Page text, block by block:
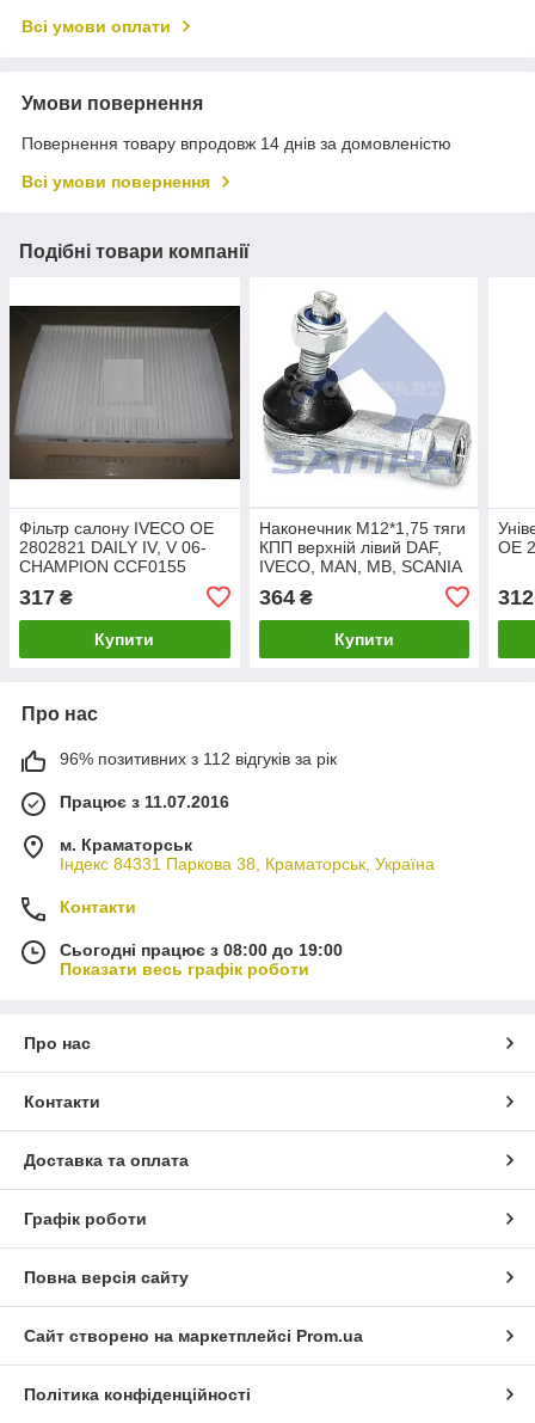
Всі умови оплати
Умови повернення
Повернення товару впродовж 14 днів за домовленістю
Всі умови повернення
Подібні товари компанії
Фільтр салону IVECO ОЕ
2802821 DAILY IV, V 06-
CHAMPION CCF0155
317 ₴
Купити
Наконечник М12*1,75 тяги
КПП верхній лівий DAF,
IVECO, MAN, MB, SCANIA
364₴
Купити
OE
312
Про нас
96% позитивних з 112 відгуків за рік
Працює з 11.07.2016
м. Краматорськ
Індекс 84331 Паркова 38, Краматорськ, Україна
Контакти
Сьогодні працює з 08:00 до 19:00
Показати весь графік роботи
Про нас
Контакти
Доставка та оплата
Графік роботи
Повна версія сайту
Сайт створено на маркетплейсі Prom.ua
Політика конфіденційності